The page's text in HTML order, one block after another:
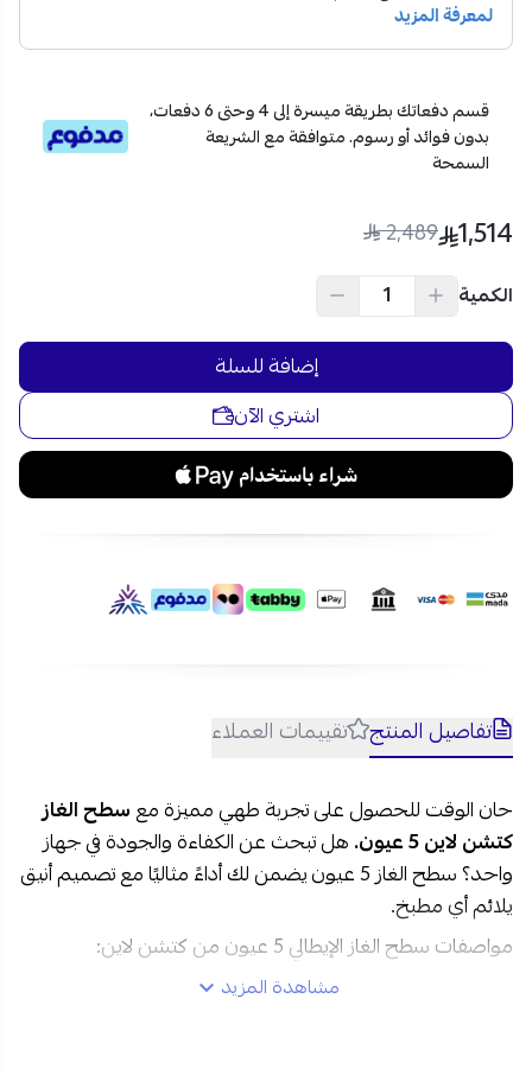
عبر متجر نجم للأجهزة الكهربائية، واستفد من خيارات التقسيط
جميع أنحاء السعودية.
قسم دفعاتك بطريقة ميسرة إلى 4 وحتى 6 دفعات،
بدون فوائد أو رسوم. متوافقة مع الشريعة
السمحة
1,514
2,489
الكمية
إضافة للسلة
اشتري الآن
تفاصيل المنتج تقييمات العملاء
حان الوقت للحصول على تجربة طهي مميزة معسطح الغاز
كتشن لاين 5 عيون.
هل تبحث عن الكفاءة والجودة في جهاز
واحد؟ سطح الغاز 5 عيون يضمن لك أداءً مثاليًا مع تصميم أنيق
يلائم أي مطبخ.
مواصفات سطح الغاز الإيطالي 5 عيون من كتشن لاين:
: سطح غازمشاهدة المزيد